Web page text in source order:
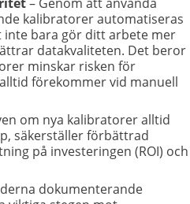
kalibratorer automatiseras
bara gör ditt arbete mer
datakvaliteten. Det beror
minskar risken för
förekommer vid manuell
om nya kalibratorer alltid
säkerställer förbättrad
på investeringen (ROI) och
dokumenterande